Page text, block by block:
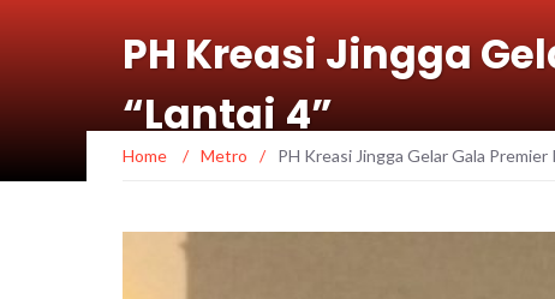
PH Kreasi Jingga
“Lantai 4”
Home / Metro / PH Kreasi Jingga Gelar Gala